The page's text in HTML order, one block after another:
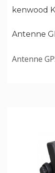
kenwood
Antenne
Antenne